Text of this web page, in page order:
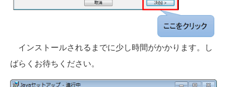
インストールされるまでに少し時間がかかります。し
ばらくお待ちください。